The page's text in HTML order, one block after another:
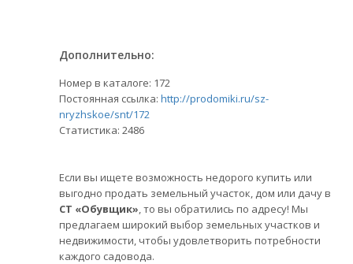
Дополнительно:
Номер в каталоге: 172
Постоянная ссылка: http://prodomiki.ru/sz-
nryzhskoe/snt/172
Статистика: 2486
Если вы ищете возможность недорого купить или
выгодно продать земельный участок, дом или дачу в
СТ «Обувщик», то вы обратились по адресу! Мы
предлагаем широкий выбор земельных участков и
недвижимости, чтобы удовлетворить потребности
каждого садовода.